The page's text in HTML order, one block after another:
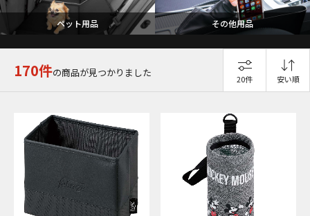
ペット用品 その他用品
170件の商品が見つかりました
20件 安い順